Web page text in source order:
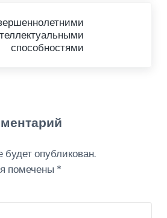
способностями
опубликован.
помечены *